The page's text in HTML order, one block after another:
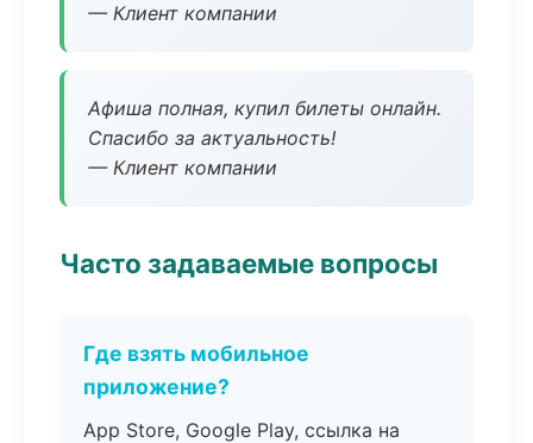
— Клиент компании
Афиша полная, купил билеты онлайн.
Спасибо за актуальность!
— Клиент компании
Часто задаваемые вопросы
Где взять мобильное
приложение?
App Store, Google Play, ссылка на